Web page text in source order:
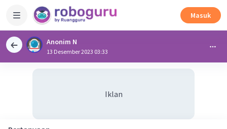
Masuk
Anonim N
13 Desember 2023 03:33
Iklan